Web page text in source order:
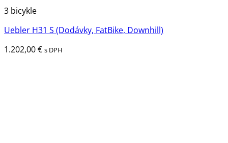
3 bicykle
Uebler H31 S (Dodávky, FatBike, Downhill)
1.202,00€ s DPH